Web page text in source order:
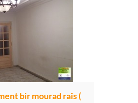
bir mourad rais (